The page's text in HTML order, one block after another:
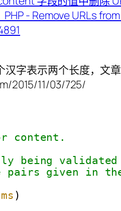
字表示两个长度，文
2015/11/03/725/
content.
being validated
pairs given in
)